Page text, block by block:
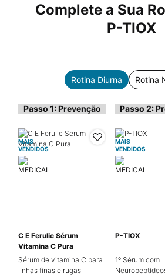
Complete a Sua
P-TIOX
Rotina Diurna Rotina
Passo 1: Prevenção
MAIS
VENDIDOS
C E Ferulic Sérum
Vitamina C Pura
Sérum de vitamina C para
linhas finas e rugas
Passo 2:
MAIS
VENDIDOS
P-TIOX
1º Sérum com